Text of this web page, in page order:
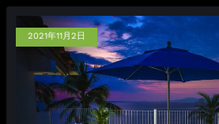
2021年11月2日